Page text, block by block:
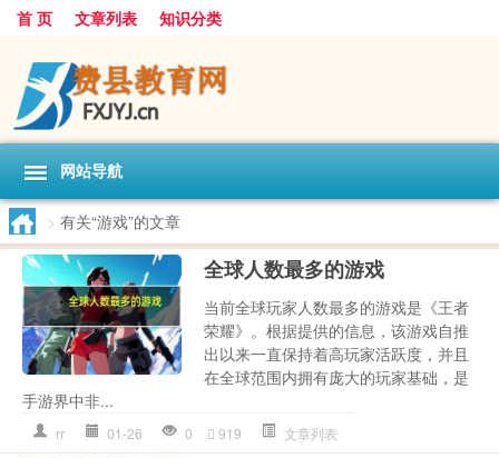
首 页 文章列表 知识分类
网站导航
> 有关“游戏”的文章
全球人数最多的游戏
当前全球玩家人数最多的游戏是《王者
荣耀》。根据提供的信息，该游戏自推
出以来一直保持着高玩家活跃度，并且
在全球范围内拥有庞大的玩家基础，是
手游界中非...
rr 01-26 0 919 文章列表